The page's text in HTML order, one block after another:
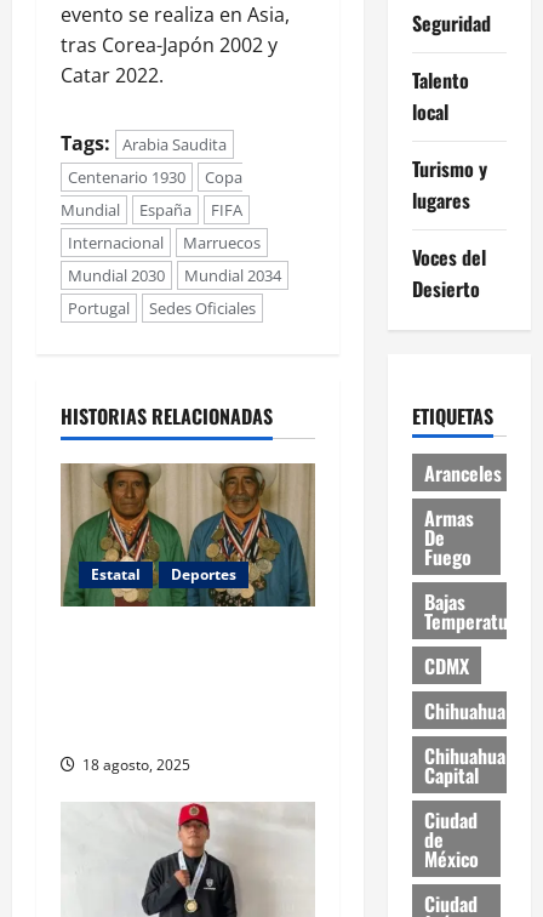
evento se realiza en Asia,
tras Corea-Japón 2002 y
Catar 2022.
Tags:
Arabia Saudita
Centenario 1930
Copa
Mundial
España
FIFA
Internacional
Marruecos
Mundial 2030
Mundial 2034
Portugal
Sedes Oficiales
HISTORIAS RELACIONADAS
Estatal Deportes
18 agosto, 2025
Seguridad
Talento
local
Turismo y
lugares
Voces del
Desierto
ETIQUETAS
Aranceles
Armas
De
Fuego
Bajas
Temperaturas
CDMX
Chihuahua
Chihuahua
Capital
Ciudad
de
México
Ciudad